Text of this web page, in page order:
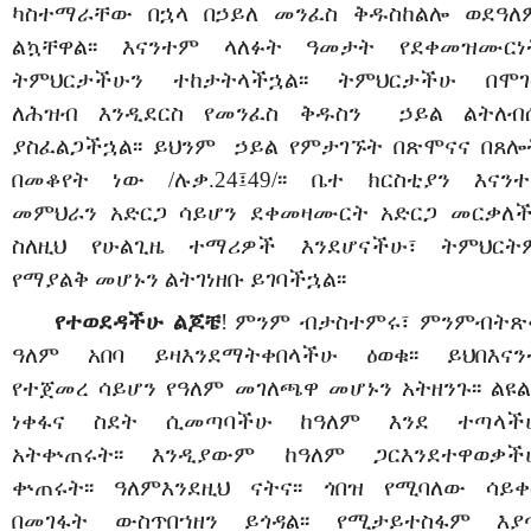
ካስተማራቸው
በኋላ በኃይለ መንፈስ ቅዱስከልሎ ወደ
ልኳቸዋል፡፡
እናንተም ላለፉት ዓመታት የደቀ
ትምህርታችሁን
ተከታትላችኋል፡፡ ትምህርታችሁ
ለሕዝብ
እንዲደርስ የመንፈስ ቅዱስን ኃይል
ያስፈልጋችኋል፡፡ ይህንም ኃይል የምታገኙት በጽሞናና
በመቆየት
ነው /ሉቃ.24፤49/፡፡ ቤተ ክርስቲያን
መምህራን
አድርጋ ሳይሆን ደቀመዛሙርት አድርጋ
ስለዚህ
የሁልጊዜ ተማሪዎች እንደሆናችሁ፣
የማያልቅ መሆኑን ልትገነዘቡ ይገባችኋል፡፡
የተወደዳችሁ ልጆቼ! ምንም ብታስተምሩ፣ ምንም
ዓለም
አበባ ይዛእንደማትቀበላችሁ ዕወቁ፡፡ ይህ
የተጀመረ ሳይሆን የዓለም መገለጫዋ መሆኑን አትዘንጉ፡፡ ልዩ
ነቀፋና
ስደት ሲመጣባችሁ ከዓለም እንደ
አትቍጠሩት፡፡
እንዲያውም ከዓለም ጋር
ቍጠሩት፡፡
ዓለምእንደዚህ ናትና፡፡ ጎበዝ የሚባለው
በመገፋት
ውስጥበኀዘን ይጎዳል፡፡ የሚታይተስፋም